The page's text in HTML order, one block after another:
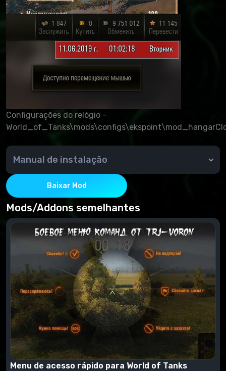
Configurações do relógio -
Manual de instalação
Copie a pasta Mods para a pasta de jogos (:/WOT/).
Baixar Mod
Mods/Addons semelhantes
Menu de acesso rápido para World of Tanks